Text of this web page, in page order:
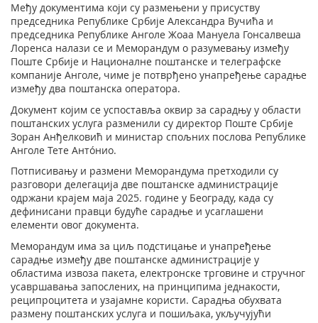
Међу документима који су размењени у присуству
председника Републике Србије Александра Вучића и
председника Републике Анголе Жоаа Мануела Гонсалвеша
Лоренса налази се и Меморандум о разумевању између
Поште Србије и Националне поштанске и телеграфске
компаније Анголе, чиме је потврђено унапређење сарадње
између два поштанска оператора.
Документ којим се успоставља оквир за сарадњу у области
поштанских услуга разменили су директор Поште Србије
Зоран Анђелковић и министар спољних послова Републике
Анголе Тете Антóнио.
Потписивању и размени Меморандума претходили су
разговори делегација две поштанске администрације
одржани крајем маја 2025. године у Београду, када су
дефинисани правци будуће сарадње и усаглашени
елементи овог документа.
Меморандум има за циљ подстицање и унапређење
сарадње између две поштанске администрације у
областима извоза пакета, електронске трговине и стручног
усавршавања запослених, на принципима једнакости,
реципроцитета и узајамне користи. Сарадња обухвата
размену поштанских услуга и пошиљака, укључујући